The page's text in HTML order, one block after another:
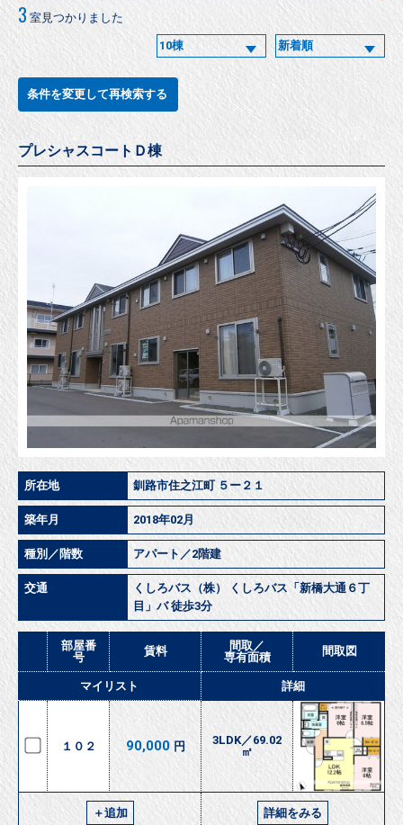
3 室見つかりました
条件を変更して再検索する
プレシャスコートＤ棟
所在地 釧路市住之江町 ５ー２１
築年月 2018年02月
種別／階数 アパート／2階建
交通
くしろバス（株） くしろバス「新橋大通６丁
目」バ 徒歩3分
部屋番
号
賃料
間取／
専有面積
間取図
マイリスト 詳細
１０２ 90,000 円
3LDK／69.02
㎡
＋追加 詳細をみる